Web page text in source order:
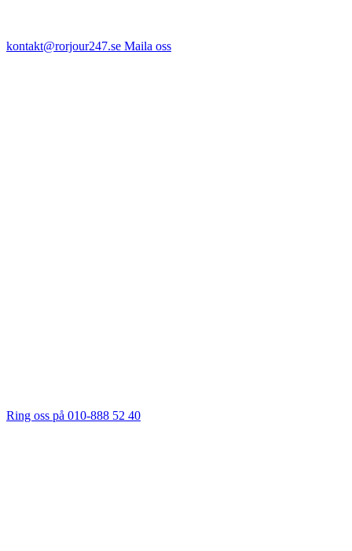
kontakt@rorjour247.se Maila oss
Ring oss på 010-888 52 40